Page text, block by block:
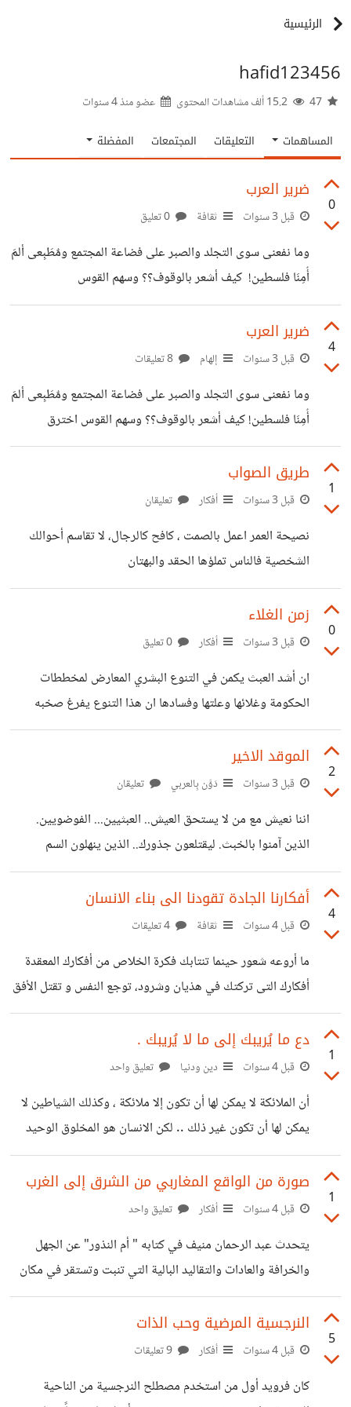
الرئيسية
hafid123456
عضو منذ4 سنوات
المساهمات التعليقات المجتمعات المفضلة
0
ضرير العرب
قبل 3 سنوات ثقافة
وما نفعنى سوى التجلد والصبر على فضاعة المجتمع ومٌطَبِعى ألمَ
أٌمِنَا فلسطين! كيف أشعر بالوقوف؟؟ وسهم القوس
اخترق الجسد!!! . كيف أجني ثمار العدالة والرأفة ، عندما تنهزم .
عنوان؟ فسبيلنا نحن حتى تٌهزم أَيادي الأعادي، وضرير العرب!!٠
عبد الحفيظ اعليوي
4
ضرير العرب
قبل 3 سنوات إلهام
وما نفعنى سوى التجلد والصبر على فضاعة المجتمع ومٌطَبِعى ألمَ
أٌمِنَا فلسطين! كيف أشعر بالوقوف؟؟ وسهم القوس اخترق
الجسد!!! . كيف أجني ثمار العدالة والرأفة ، عندما تنهزم .
فسبيلنا نحن حتى تٌهزم أَيادي الأعادي، وضرير العرب!!٠ عبد
الحفيظ اعليوي*
1
طريق الصواب
قبل 3 سنوات أفكار تعليقان
نصيحة العمر اعمل بالصمت ، كافح كالرجال، لا تقاسم أحوالك
الشخصية فالناس تملؤها الحقد والبهتان
0
زمن الغلاء
قبل 3 سنوات أفكار
ان أشد العبث يكمن في التنوع البشري المعارض لمخططات
الحكومة وغلائها وعلتها وفسادها ان هذا التنوع يفرغ صخبه
الفكري والنظالي داخل اسوار الفايسبوك.يعتبر اسيرا ومقيدا لا
حرا في الميادين... Alioui
2
الموقد الاخير
قبل 3 سنوات دَوَّن بِالعربي تعليقان
اننا نعيش مع من لا يستحق العيش.. العبثيين... الفوضويين.
الذين آمنوا بالخبث. ليقتلعون جذورك.. الذين ينهلون السم
الزعاف. .. .. الرحيق المتعفن على اجسامهم... و فتيل الشمعة
ستطفء مرقدهم وموقدهم.. المسموم. Abdel Hafid
4
أفكارنا الجادة تقودنا الى بناء الانسان
قبل 4 سنوات ثقافة
ما أروعه شعور حينما تنتابك فكرة الخلاص من أفكارك المعقدة
أفكارك التى تركتك في هذيان وشرود، توجع النفس و تقتل الأفق
. سواء أكانت في الماضي أو اكتسبتها من التراث الفكري... ما
الجدوى كي نقتل الإنسان الآلي الذي يسكن فينا، كي نقتل العين
الحارقة التي تراقبنا عن كثب! ما الحل في مجتمع يقدس الخرافة
العصيان.. إن الأفكار التى نتشبع بها عليها ان تكون خالصة بناءة،
هادفة تبني الإنسان ولا
1
دع ما يُريبك إلى ما لا يُريبك .
قبل 4 سنوات دين ودنيا تعليق واحد
أن الملائكة لا يمكن لها أن تكون إلا ملائكة ، وكذلك الشياطين لا
يمكن لها أن تكون غير ذلك .. لكن الانسان هو المخلوق الوحيد
القادر على أن يرتفع في السماء او أن يغوص في اوحال الکآبة
والاكتئاب ولا يبقى باليد حيلة سوى الاستمرار في جلد الذات ...
فدع ما يُريبك إلى ما لا يُريبك . مودتي لكم
1
صورة من الواقع المغاربي من الشرق إلى الغرب
قبل 4 سنوات أفكار تعليق واحد
يتحدث عبد الرحمان منيف في كتابه " أم النذور" عن الجهل
والخرافة والعادات والتقاليد البالية التي تنبت وتستقر في مكان
لتصبح مسلمات لا يمكن الخروج منها ولا عليها ، الصراع الخفي
بين العلم والتخلف ، بين المدرسة والكتاب ، بين الأب الماضوي
التفكير والخال المتحرر من حبال الماضي ،، الطفل في نظراته
أقرب للحقائق ، السلوك السيء الذي يراه في شيخه ويراه
5
النرجسية المرضية وحب الذات
قبل 4 سنوات أفكار
كان فرويد أول من استخدم مصطلح النرجسية من الناحية